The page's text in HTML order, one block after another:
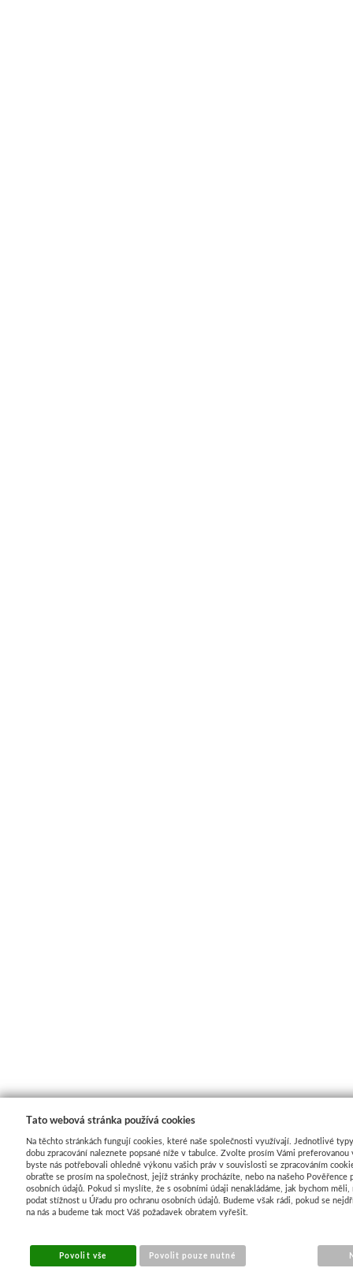
Tato webová stránka používá cookies
Na těchto stránkách fungují cookies, které naše společnosti využívají. Jednotlivé
dobu zpracování naleznete popsané níže v tabulce. Zvolte prosím Vámi preferovanou
byste nás potřebovali ohledně výkonu vašich práv v souvislosti se zpracováním
obraťte se prosím na společnost, jejíž stránky procházíte, nebo na našeho Pověřence
osobních údajů. Pokud si myslíte, že s osobními údaji nenakládáme, jak bychom měli,
podat stížnost u Úřadu pro ochranu osobních údajů. Budeme však rádi, pokud se
na nás a budeme tak moct Váš požadavek obratem vyřešit.
Povolit vše Povolit pouze nutné